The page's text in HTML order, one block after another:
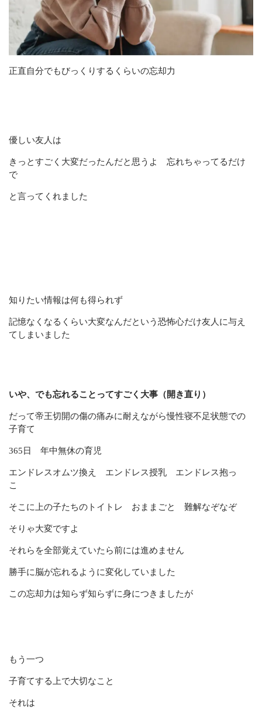
正直自分でもびっくりするくらいの忘却力
優しい友人は
きっとすごく大変だったんだと思うよ 忘れちゃってるだけ
で
と言ってくれました
知りたい情報は何も得られず
記憶なくなるくらい大変なんだという恐怖心だけ友人に与え
てしまいました
いや、でも忘れることってすごく大事（開き直り）
だって帝王切開の傷の痛みに耐えながら慢性寝不足状態での
子育て
365日 年中無休の育児
エンドレスオムツ換え エンドレス授乳 エンドレス抱っ
こ
そこに上の子たちのトイトレ おままごと 難解なぞなぞ
そりゃ大変ですよ
それらを全部覚えていたら前には進めません
勝手に脳が忘れるように変化していました
この忘却力は知らず知らずに身につきましたが
もう一つ
子育てする上で大切なこと
それは